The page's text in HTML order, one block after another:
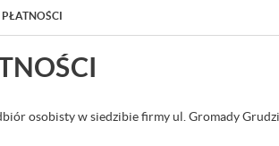
osobisty w siedzibie firmy ul. Gromady